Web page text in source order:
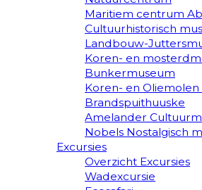
Maritiem centrum
Cultuurhistorisch
Landbouw-
Koren- en
Bunkermuseum
Koren- en Oliemolen
Brandspuithuuske
Amelander
Nobels Nostalgisch
Excursies
Overzicht Excursies
Wadexcursie